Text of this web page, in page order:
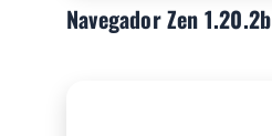
Navegador Zen 1.20.2b